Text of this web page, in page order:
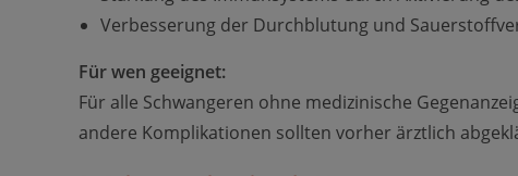
Verbesserung der Durchblutung und
Für wen geeignet:
Für alle Schwangeren ohne medizinische
andere Komplikationen sollten vorher ärztlich